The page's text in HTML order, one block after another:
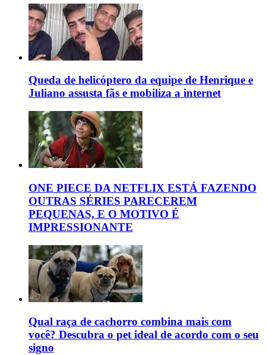
Queda de helicóptero da equipe de Henrique e
Juliano assusta fãs e mobiliza a internet
ONE PIECE DA NETFLIX ESTÁ FAZENDO
OUTRAS SÉRIES PARECEREM
PEQUENAS, E O MOTIVO É
IMPRESSIONANTE
Qual raça de cachorro combina mais com
você? Descubra o pet ideal de acordo com o seu
signo